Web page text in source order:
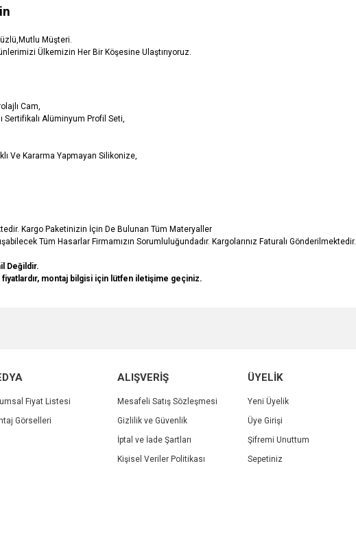
Müşteri.
Ülkemizin Her Bir Köşesine Ulaştırıyoruz.
Cam,
Sertifikalı Alüminyum Profil Seti,
Ve Kararma Yapmayan Silikonize,
Kargo Paketinizin İçin De Bulunan Tüm Materyaller
Tüm Hasarlar Firmamızın Sorumluluğundadır. Kargolarınız Faturalı Gönderilmektedir.
Değildir.
fiyatlardır, montaj bilgisi için lütfen iletişime geçiniz.
Yorum Yaz
bulunuyor.
pahalı.
olmalı.
Fiyat Listesi
Görselleri
ALIŞVERİŞ
Mesafeli Satış Sözleşmesi
Gizlilik ve Güvenlik
İptal ve İade Şartları
Kişisel Veriler Politikası
ÜYELİK
Yeni Üyelik
Üye Girişi
Şifremi Unuttum
Sepetiniz